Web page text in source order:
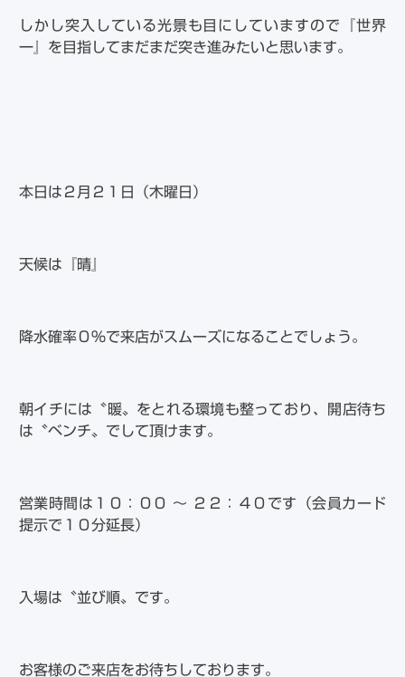
しかし突入している光景も目にしていますので『世界
一』を目指してまだまだ突き進みたいと思います。
本日は２月２１日（木曜日）
天候は『晴』
降水確率０％で来店がスムーズになることでしょう。
朝イチには〝暖〟をとれる環境も整っており、開店待ち
は〝ベンチ〟でして頂けます。
営業時間は１０：００ ～ ２２：４０です（会員カード
提示で１０分延長）
入場は〝並び順〟です。
お客様のご来店をお待ちしております。